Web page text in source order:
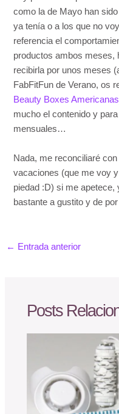
como la de Mayo han
ya tenía o a los que no
referencia el
productos ambos meses,
recibirla por unos meses
FabFitFun de Verano, os
Beauty Boxes Americanas
mucho el contenido y
mensuales…
Nada, me reconciliaré
vacaciones (que me voy
piedad :D) si me
bastante a gustito y de
← Entrada anterior
Posts